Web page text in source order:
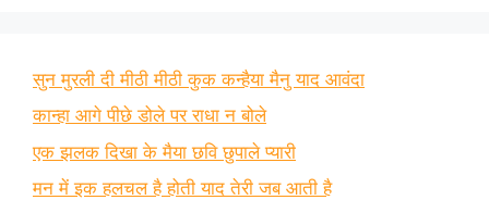
सुन मुरली दी मीठी मीठी कुक कन्हैया मैनु याद आवंदा
कान्हा आगे पीछे डोले पर राधा न बोले
एक झलक दिखा के मैया छवि छुपाले प्यारी
मन में इक हलचल है होती याद तेरी जब आती है